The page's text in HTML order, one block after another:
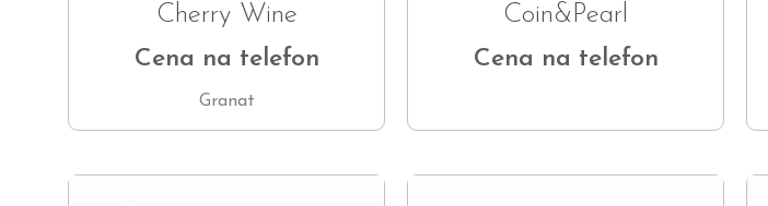
Cherry Wine
Cena na telefon
Granat
Coin&Pearl
Cena na telefon